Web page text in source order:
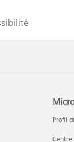
Profil
Centre